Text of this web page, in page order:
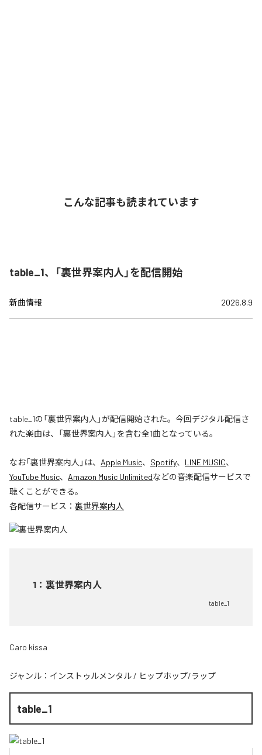
こんな記事も読まれています
table_1、「裏世界案内人」を配信開始
新曲情報 2026.8.9
table_1の「裏世界案内人」が配信開始された。今回デジタル配信さ
れた楽曲は、「裏世界案内人」を含む全1曲となっている。
なお「裏世界案内人 」は、 Apple Music、 Spotify、 LINE MUSIC、
YouTube Music、 Amazon Music Unlimitedなどの音楽配信サービスで
聴くことができる。
各配信サービス： 裏世界案内人
1 ： 裏世界案内人
table_1
Caro kissa
ジャンル： インストゥルメンタル / ヒップホップ/ラップ
table_1